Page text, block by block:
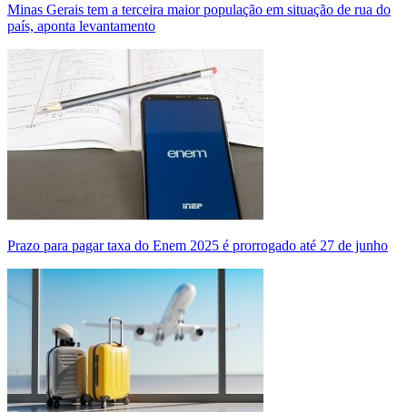
Minas Gerais tem a terceira maior população em situação de rua do
país, aponta levantamento
Prazo para pagar taxa do Enem 2025 é prorrogado até 27 de junho